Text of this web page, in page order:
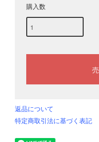
購入数
返品について
特定商取引法に基づく表記